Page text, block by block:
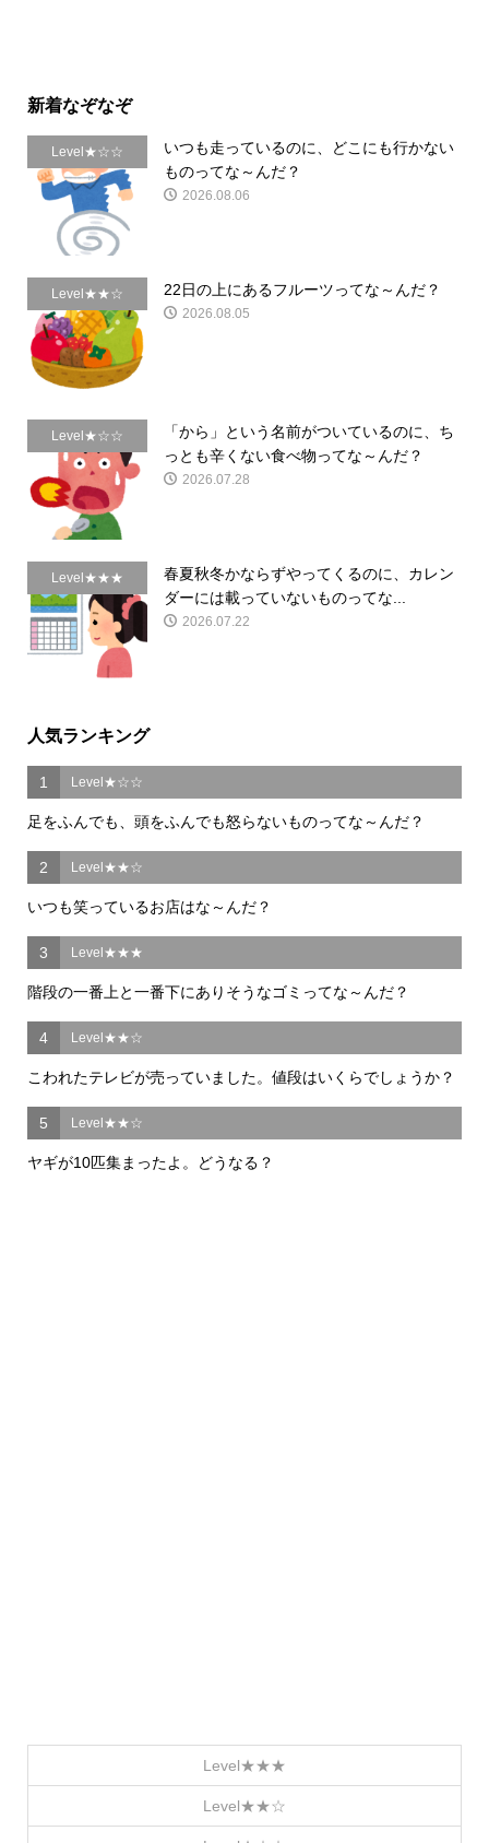
新着なぞなぞ
Level★☆☆
いつも走っているのに、どこにも行かない
ものってな～んだ？
2026.08.06
Level★★☆ 22日の上にあるフルーツってな～んだ？
2026.08.05
Level★☆☆
「から」という名前がついているのに、ち
っとも辛くない食べ物ってな～んだ？
2026.07.28
Level★★★
春夏秋冬かならずやってくるのに、カレン
ダーには載っていないものってな...
2026.07.22
人気ランキング
1 Level★☆☆
足をふんでも、頭をふんでも怒らないものってな～んだ？
2 Level★★☆
いつも笑っているお店はな～んだ？
3 Level★★★
階段の一番上と一番下にありそうなゴミってな～んだ？
4 Level★★☆
こわれたテレビが売っていました。値段はいくらでしょうか？
5 Level★★☆
ヤギが10匹集まったよ。どうなる？
Level★★★
Level★★☆